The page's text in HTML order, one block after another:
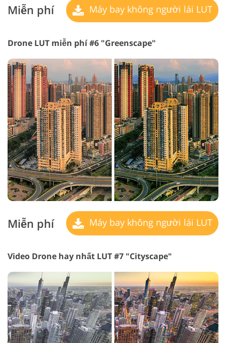
Miễn phí Máy bay không người lái LUT
Drone LUT miễn phí #6 "Greenscape"
Miễn phí Máy bay không người lái LUT
Video Drone hay nhất LUT #7 "Cityscape"